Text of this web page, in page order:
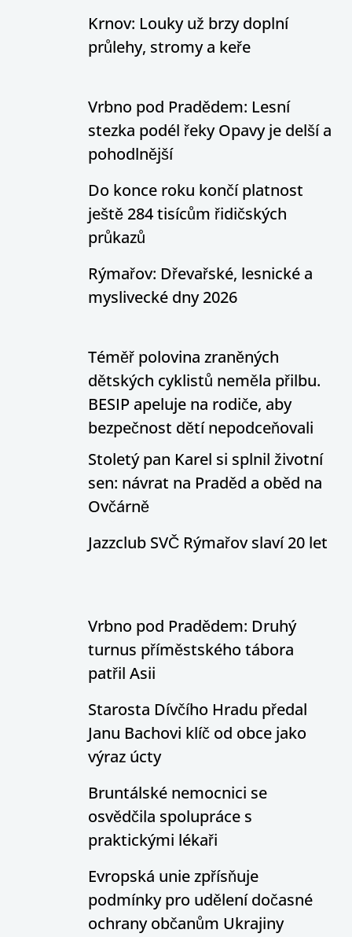
Krnov: Louky už brzy doplní
průlehy, stromy a keře
Vrbno pod Pradědem: Lesní
stezka podél řeky Opavy je delší a
pohodlnější
Do konce roku končí platnost
ještě 284 tisícům řidičských
průkazů
Rýmařov: Dřevařské, lesnické a
myslivecké dny 2026
Téměř polovina zraněných
dětských cyklistů neměla přilbu.
BESIP apeluje na rodiče, aby
bezpečnost dětí nepodceňovali
Stoletý pan Karel si splnil životní
sen: návrat na Praděd a oběd na
Ovčárně
Jazzclub SVČ Rýmařov slaví 20 let
Vrbno pod Pradědem: Druhý
turnus příměstského tábora
patřil Asii
Starosta Dívčího Hradu předal
Janu Bachovi klíč od obce jako
výraz úcty
Bruntálské nemocnici se
osvědčila spolupráce s
praktickými lékaři
Evropská unie zpřísňuje
podmínky pro udělení dočasné
ochrany občanům Ukrajiny